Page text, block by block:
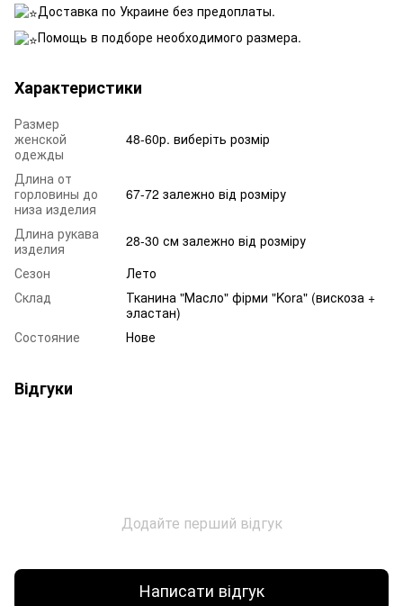
Доставка по Украине без предоплаты.
Помощь в подборе необходимого размера.
Характеристики
Размер
женской
одежды
48-60р. виберіть розмір
Длина от
горловины до
низа изделия
67-72 залежно від розміру
Длина рукава
изделия
28-30 см залежно від розміру
Сезон
Лето
Склад
Тканина "Масло" фірми "Kora" (вискоза +
эластан)
Состояние
Нове
Відгуки
Додайте перший відгук
Написати відгук